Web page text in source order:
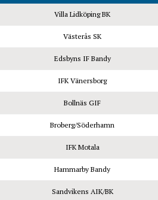
Villa Lidköping BK
Västerås SK
Edsbyns IF Bandy
IFK Vänersborg
Bollnäs GIF
Broberg/Söderhamn
IFK Motala
Hammarby Bandy
Sandvikens AIK/BK